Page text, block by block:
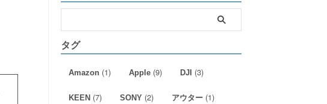
タグ
Amazon (1) Apple (9) DJI (3)
KEEN (7) SONY (2) アウター (1)